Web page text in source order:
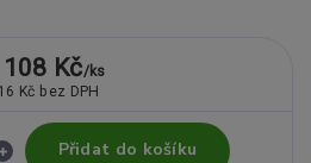
108 Kč/ks
Kč bez DPH
Přidat do košíku